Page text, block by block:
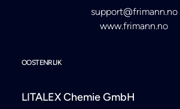
support@frimann.no
www.frimann.no
OOSTENRIJK
LITALEX Chemie GmbH